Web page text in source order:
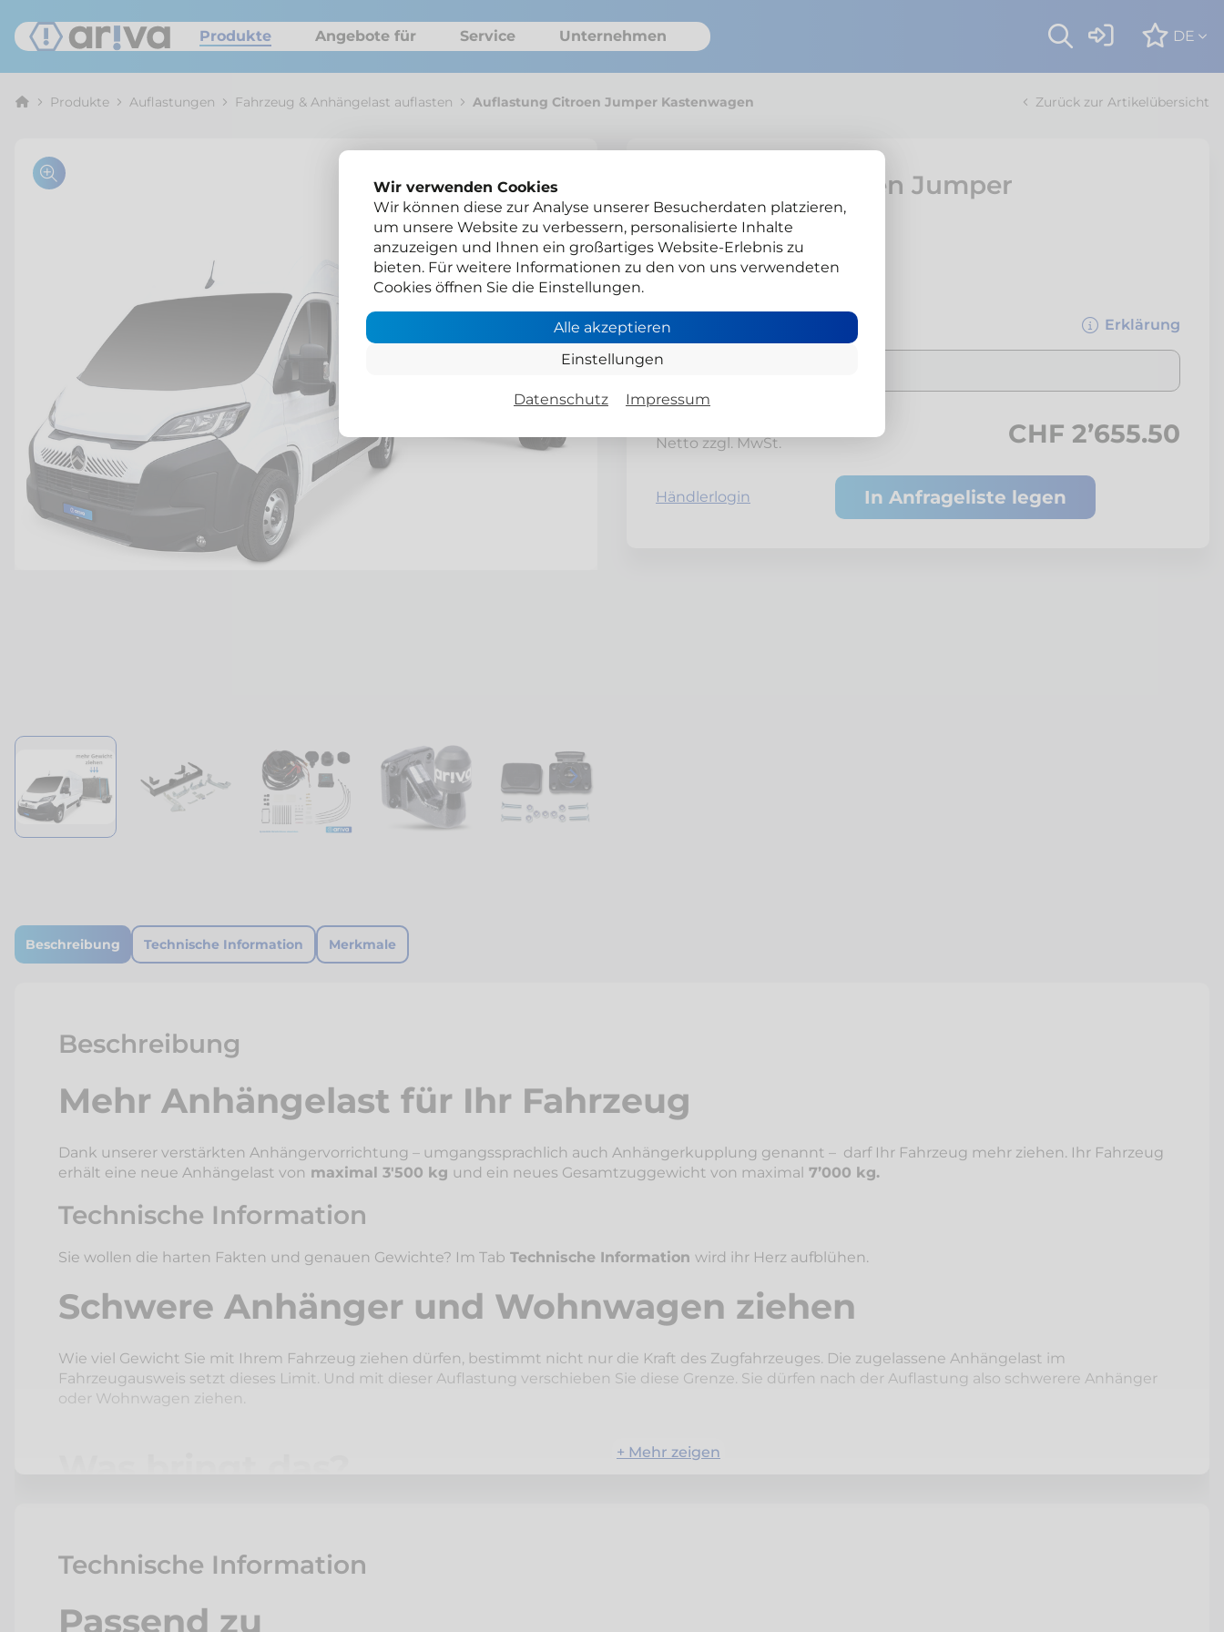
Produkte Angebote für Service Unternehmen DE
Produkte Auflastungen Fahrzeug & Anhängelast auflasten Auflastung Citroen Jumper Kastenwagen Zurück zur Artikelübersicht
Auflastung Citroen Jumper
Kastenwagen
AUF-AUAHL-3500-22
Erklärung
Netto zzgl. MwSt.
CHF 2’655.50
Händlerlogin In Anfrageliste legen
Beschreibung Technische Information Merkmale
Beschreibung
Mehr Anhängelast für Ihr Fahrzeug
Dank unserer verstärkten Anhängervorrichtung – umgangssprachlich auch Anhängerkupplung genannt – darf Ihr Fahrzeug mehr ziehen. Ihr Fahrzeug
erhält eine neue Anhängelast von maximal 3'500 kg und ein neues Gesamtzuggewicht von maximal 7’000 kg.
Technische Information
Sie wollen die harten Fakten und genauen Gewichte? Im Tab Technische Information wird ihr Herz aufblühen.
Schwere Anhänger und Wohnwagen ziehen
Wie viel Gewicht Sie mit Ihrem Fahrzeug ziehen dürfen, bestimmt nicht nur die Kraft des Zugfahrzeuges. Die zugelassene Anhängelast im
Fahrzeugausweis setzt dieses Limit. Und mit dieser Auflastung verschieben Sie diese Grenze. Sie dürfen nach der Auflastung also schwerere Anhänger
oder Wohnwagen ziehen.
einmal und sparen Sie damit Fahrten – eine willkommene Effizienzsteigerung. Darüber hinaus müssen Sie keine Polizei-Kontrolle mehr fürchten.
+ Mehr zeigen
Technische Information
Passend zu
Wir verwenden Cookies
Wir können diese zur Analyse unserer Besucherdaten platzieren,
um unsere Website zu verbessern, personalisierte Inhalte
anzuzeigen und Ihnen ein großartiges Website-Erlebnis zu
bieten. Für weitere Informationen zu den von uns verwendeten
Cookies öffnen Sie die Einstellungen.
Alle akzeptieren
Einstellungen
Datenschutz Impressum